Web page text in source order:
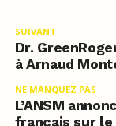
SUIVANT
Dr.
à Arnaud
NE MANQUEZ PAS
L’ANSM
français sur le